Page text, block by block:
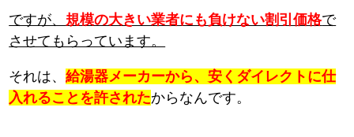
ですが、 規模の大きい業者にも負けない割引価格で
させてもらっています。
それは、給湯器メーカーから、安くダイレクトに仕
入れることを許されたからなんです。